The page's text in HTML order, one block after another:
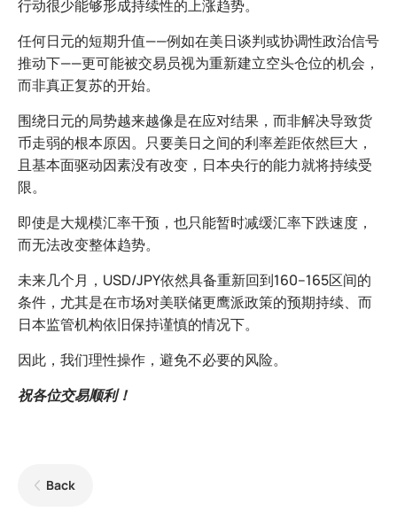
行动很少能够形成持续性的上涨趋势。
任何日元的短期升值——例如在美日谈判或协调性政治信号
推动下——更可能被交易员视为重新建立空头仓位的机会，
而非真正复苏的开始。
围绕日元的局势越来越像是在应对结果，而非解决导致货
币走弱的根本原因。只要美日之间的利率差距依然巨大，
且基本面驱动因素没有改变，日本央行的能力就将持续受
限。
即使是大规模汇率干预，也只能暂时减缓汇率下跌速度，
而无法改变整体趋势。
未来几个月，USD/JPY依然具备重新回到160–165区间的
条件，尤其是在市场对美联储更鹰派政策的预期持续、而
日本监管机构依旧保持谨慎的情况下。
因此，我们理性操作，避免不必要的风险。
祝各位交易顺利！
Back